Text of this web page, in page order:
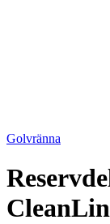
Golvränna